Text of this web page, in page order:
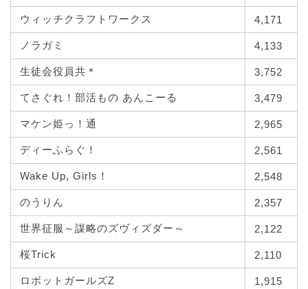
ウィッチクラフトワークス 4,171
ノラガミ 4,133
生徒会役員共＊ 3,752
てさぐれ！部活もの あんこーる 3,479
マケン姫っ！通 2,965
ディーふらぐ！ 2,561
Wake Up, Girls！ 2,548
のうりん 2,357
世界征服～謀略のズヴィズダー～ 2,122
桜Trick 2,110
ロボットガールズZ 1,915